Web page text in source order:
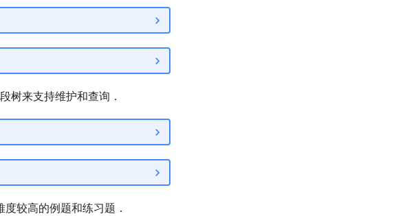
树来支持维护和查询．
较高的例题和练习题．